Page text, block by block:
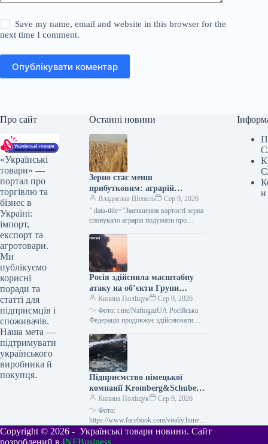
Save my name, email and website in this browser for the
next time I comment.
Опублікувати коментар
Про сайт
«Українські
товари» —
портал про
торгівлю та
бізнес в
Україні:
імпорт,
експорт та
агротовари.
Ми
публікуємо
корисні
поради та
статті для
підприємців і
споживачів.
Наша мета —
підтримувати
українського
виробника й
покупця.
Останні новини
Зерно стає менш
прибутковим: аграрій
подумує про жито як
альтернативу — KURKUL
Владислав Шепель
Сер 9, 2026
” data-title=”Зменшення вартості зерна
спонукало аграрія подумати про
url=”https://kurkul.com/news/41856-
cherez-padinnya-tsin-na-zerno-fermer-
zadumavsya-pro-zaminu-pshenitsi-
jitom”> Через зниження вартості зерна
аграрій замислився…
Росія здійснила масштабну
атаку на об’єкти Групи
“Нафтогаз” по всій Україні
Килина Поліщук
Сер 9, 2026
“> Фото: t.me/NaftogazUA Російська
Федерація продовжує здійснювати
підприємства, що належать до Групи
“Нафтогаз”: протягом останніх
трьох…
Підприємство німецької
компанії Kromberg&Schubert
на Житомирщині припинило
свою діяльність після атаки
РФ.
Килина Поліщук
Сер 9, 2026
“> Фото:
https://www.facebook.com/vitaliy.bunech
ko Виробничий комплекс “Кромберг
енд Шуберт Житомир” (село Оліївка,
и
Copyright © 2026 - Українські товари новини. Сайт
розроблений в INFBusiness